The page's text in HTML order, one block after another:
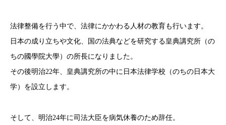
法律整備を行う中で、法律にかかわる人材の教育も行います。
日本の成り立ちや文化、国の法典などを研究する皇典講究所（の
ちの國學院大學）の所長になりました。
その後明治22年、皇典講究所の中に日本法律学校（のちの日本大
学）を設立します。
そして、明治24年に司法大臣を病気休養のため辞任。